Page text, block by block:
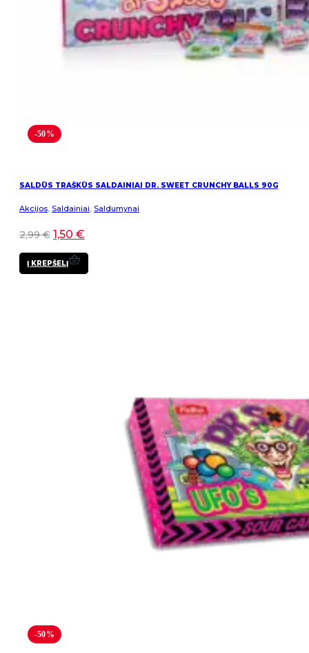
-50%
SALDŪS TRAŠKŪS SALDAINIAI DR. SWEET CRUNCHY BALLS 90G
Akcijos, Saldainiai, Saldumynai
2,99€ 1,50 €
Į KREPŠELĮ
-50%